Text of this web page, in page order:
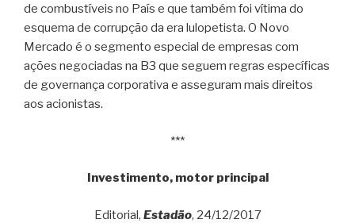
de combustíveis no País e que também foi vítima do
esquema de corrupção da era lulopetista. O Novo
Mercado é o segmento especial de empresas com
ações negociadas na B3 que seguem regras específicas
de governança corporativa e asseguram mais direitos
aos acionistas.
***
Investimento, motor principal
Editorial, Estadão, 24/12/2017